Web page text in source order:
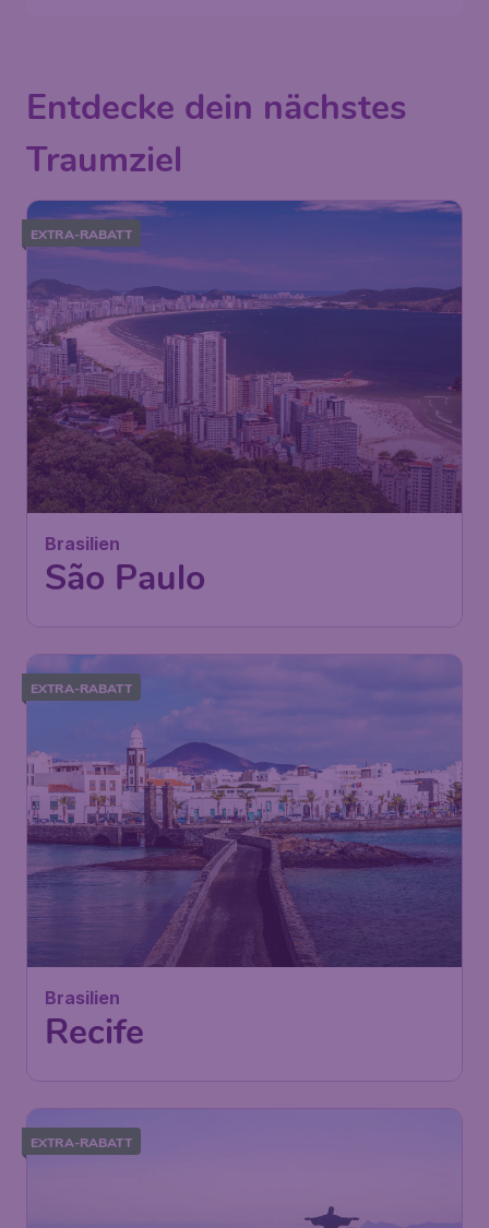
Entdecke dein nächstes
Traumziel
EXTRA-RABATT
Brasilien
São Paulo
EXTRA-RABATT
Brasilien
Recife
EXTRA-RABATT